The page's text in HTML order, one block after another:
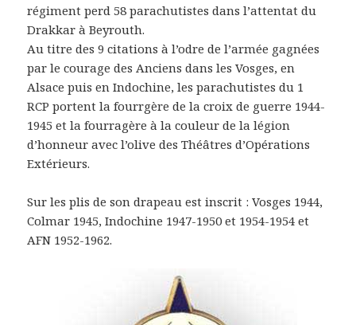
régiment perd 58 parachutistes dans l’attentat du
Drakkar à Beyrouth.
Au titre des 9 citations à l’odre de l’armée gagnées
par le courage des Anciens dans les Vosges, en
Alsace puis en Indochine, les parachutistes du 1
RCP portent la fourrgère de la croix de guerre 1944-
1945 et la fourragère à la couleur de la légion
d’honneur avec l’olive des Théâtres d’Opérations
Extérieurs.
Sur les plis de son drapeau est inscrit : Vosges 1944,
Colmar 1945, Indochine 1947-1950 et 1954-1954 et
AFN 1952-1962.